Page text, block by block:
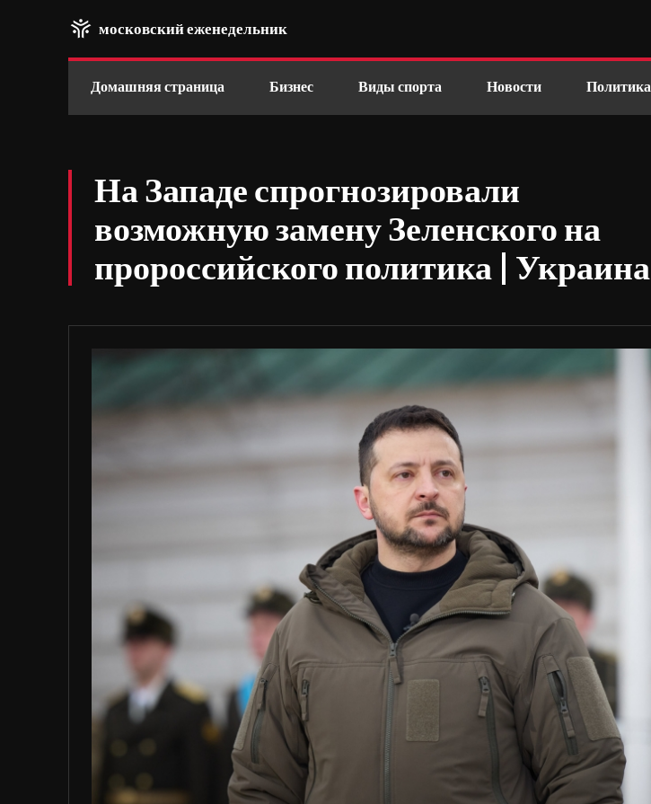
московский еженедельник
Домашняя страница Бизнес Виды спорта Новости Политика
На Западе спрогнозировали
возможную замену Зеленского на
пророссийского политика | Украина